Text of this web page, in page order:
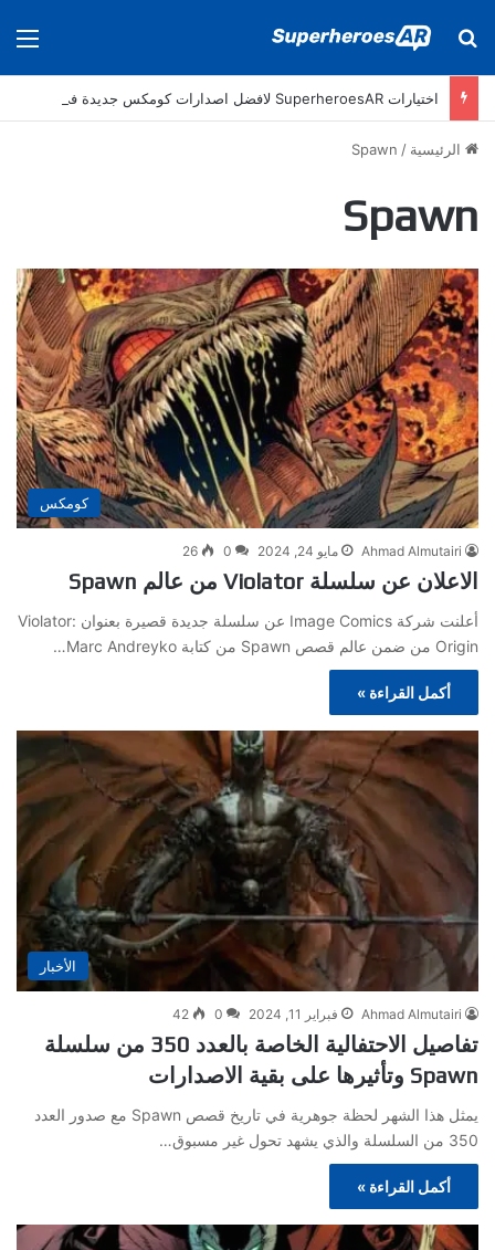
بحث عن
الرئيسية /
Spawn
Spawn
كومكس
Ahmad Almutairi مايو 24, 2024 0
26
الاعلان عن سلسلة Violator من عالم Spawn
أعلنت شركة Image Comics عن سلسلة جديدة قصيرة بعنوان Violator:
Origin من ضمن عالم قصص Spawn من كتابة Marc Andreyko…
أكمل القراءة »
الأخبار
Ahmad Almutairi فبراير 11, 2024 0
42
تفاصيل الاحتفالية الخاصة بالعدد 350 من سلسلة
Spawn وتأثيرها على بقية الاصدارات
يمثل هذا الشهر لحظة جوهرية في تاريخ قصص Spawn مع صدور العدد
350 من السلسلة والذي يشهد تحول غير مسبوق…
أكمل القراءة »